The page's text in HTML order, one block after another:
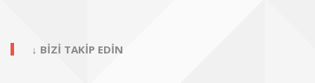
↓ BİZİ TAKİP EDİN